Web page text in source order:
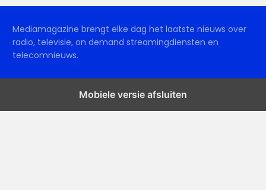
Mediamagazine brengt elke dag het laatste nieuws over
radio, televisie, on demand streamingdiensten en
telecomnieuws.
Mobiele versie afsluiten